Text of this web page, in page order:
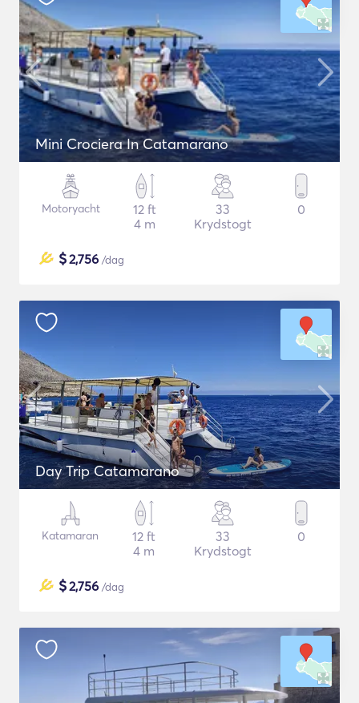
Mini Crociera In Catamarano
Motoryacht
12 ft
4 m
33
Krydstogt
0
$2,756 /dag
Day Trip Catamarano
Katamaran
12 ft
4 m
33
Krydstogt
0
$2,756 /dag